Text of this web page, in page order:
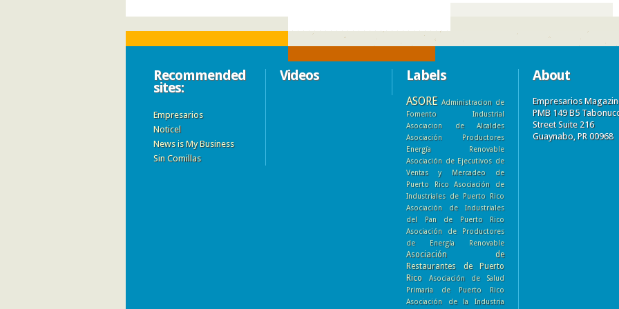
Recommended
sites:
Empresarios
Noticel
News is My Business
Sin Comillas
Videos Labels
ASORE Administracion de
Fomento Industrial
Asociacion de Alcaldes
Asociación Productores
Energía Renovable
Asociación de Ejecutivos de
Ventas y Mercadeo de
Puerto Rico
Asociación de
Industriales de Puerto Rico
Asociación de Industriales
del Pan de Puerto Rico
Asociación de Productores
de Energía Renovable
Asociación de
Restaurantes de Puerto
Rico
Asociación de Salud
Primaria de Puerto Rico
Asociación de la Industria
About
Empresarios
PMB 149 B5
Street Suite 216
Guaynabo, PR 00968